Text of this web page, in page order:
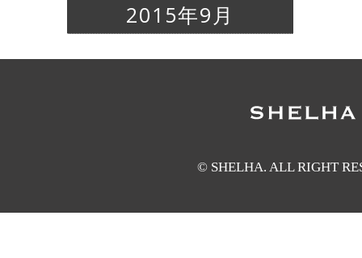
2015年9月
© SHELHA. ALL RIGHT